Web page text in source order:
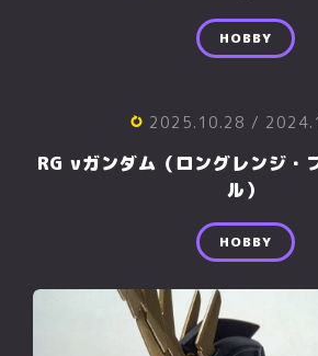
HOBBY
2025.10.28 /
RG νガンダム（ロングレンジ・
ル）
HOBBY